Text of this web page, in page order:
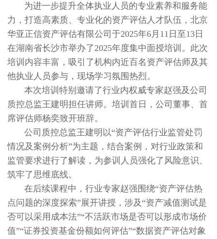
为进一步提升全体执业人员的专业素养和服务能
力，打造高素质、专业化的资产评估人才队伍，北京
华亚正信资产评估有限公司于2025年6月11日至13日
在湖南省长沙市举办了2025年度集中面授培训。此次
培训内容丰富，吸引了机构内近百名资产评估师及其
他执业人员参与，现场学习氛围热烈。
本次培训特别邀请了行业内权威专家赵强及公司
质控总监王建明担任讲师。培训首日，公司董事、首
席评估师杨奕致开班辞。
公司质控总监王建明以“资产评估行业监管处罚
情况及案例分析”为主题，结合案例，对行业政策和
监管要求进行了解读，为参训人员强化了风险意识、
筑牢了思维底线。
在后续课程中，行业专家赵强围绕“资产评估热
点问题的深度探索”展开讲授，涉及“资产减值测试是
否可以采用成本法”“不活跃市场是否可以形成市场价
值”“证券投资基金份额如何评估”“数据资产评估对象